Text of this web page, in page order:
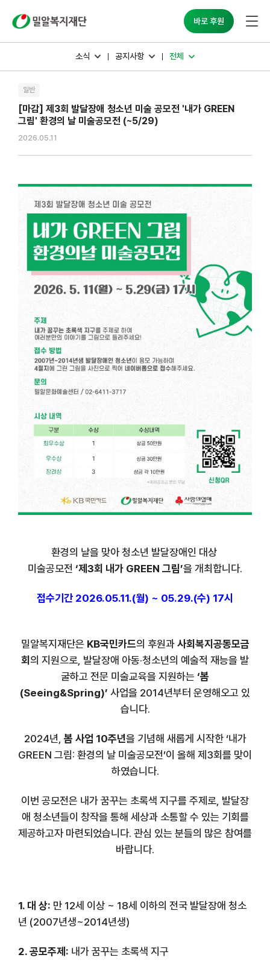
바로 후원
소식 공지사항 전체
일반
[마감] 제3회 발달장애 청소년 미술 공모전 '내가 GREEN
그림' 환경의 날 미술공모전 (~5/29)
2026.05.11
환경의 날을 맞아 청소년 발달장애인 대상
미술공모전 ‘제3회 내가 GREEN 그림’을 개최합니다.
접수기간 2026.05.11.(월) ~ 05.29.(수) 17시
밀알복지재단은 KB국민카드의 후원과 사회복지공동모금
회 의 지원으로, 발달장애 아동·청소년의 예술적 재능을 발
굴하고 전문 미술교육을 지원하는 ‘봄
(Seeing&Spring)’ 사업을 2014년부터 운영해오고 있
습니다.
2024년, 봄 사업 10주년을 기념해 새롭게 시작한 ‘내가
GREEN 그림: 환경의 날 미술공모전’이 올해 제3회를 맞이
하였습니다.
이번 공모전은 내가 꿈꾸는 초록색 지구를 주제로, 발달장
애 청소년들이 창작을 통해 세상과 소통할 수 있는 기회를
제공하고자 마련되었습니다. 관심 있는 분들의 많은 참여를
바랍니다.
1. 대 상: 만 12세 이상 ~ 18세 이하의 전국 발달장애 청소
년 (2007년생~2014년생)
2. 공모주제: 내가 꿈꾸는 초록색 지구